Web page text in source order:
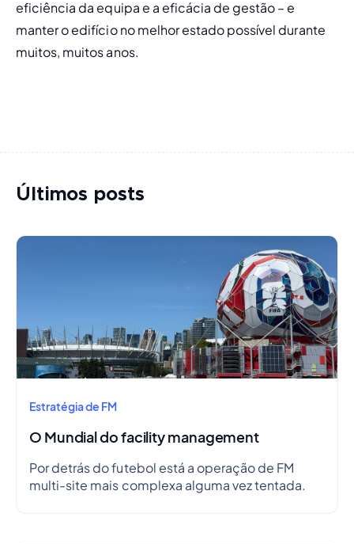
eficiência da equipa e a eficácia de gestão – e
manter o edifício no melhor estado possível durante
muitos, muitos anos.
Últimos posts
Estratégia de FM
O Mundial do facility management
Por detrás do futebol está a operação de FM
multi-site mais complexa alguma vez tentada.